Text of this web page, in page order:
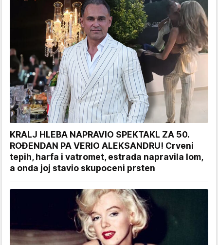
KRALJ HLEBA NAPRAVIO SPEKTAKL ZA 50.
ROĐENDAN PA VERIO ALEKSANDRU! Crveni
tepih, harfa i vatromet, estrada napravila lom,
a onda joj stavio skupoceni prsten